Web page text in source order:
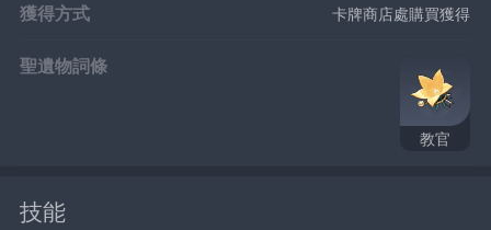
獲得方式 卡牌商店處購買獲得
聖遺物詞條
教官
技能